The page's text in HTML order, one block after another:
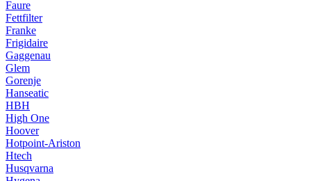
Faure
Fettfilter
Franke
Frigidaire
Gaggenau
Glem
Gorenje
Hanseatic
HBH
High One
Hoover
Hotpoint-Ariston
Htech
Husqvarna